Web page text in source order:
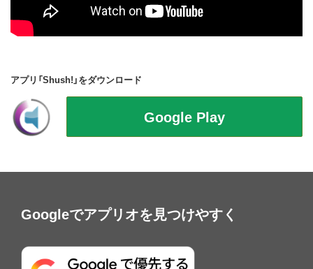
アプリ「Shush!」をダウンロード
Googleでアプリオを見つけやすく